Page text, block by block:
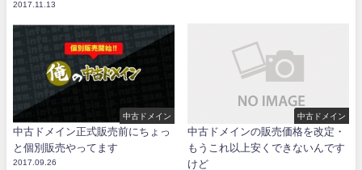
2017.11.13
中古ドメイン
中古ドメイン正式販売前にちょっ
と個別販売やってます
2017.09.26
中古ドメイン
中古ドメインの販売価格を改定・
もうこれ以上安くできないんです
けど